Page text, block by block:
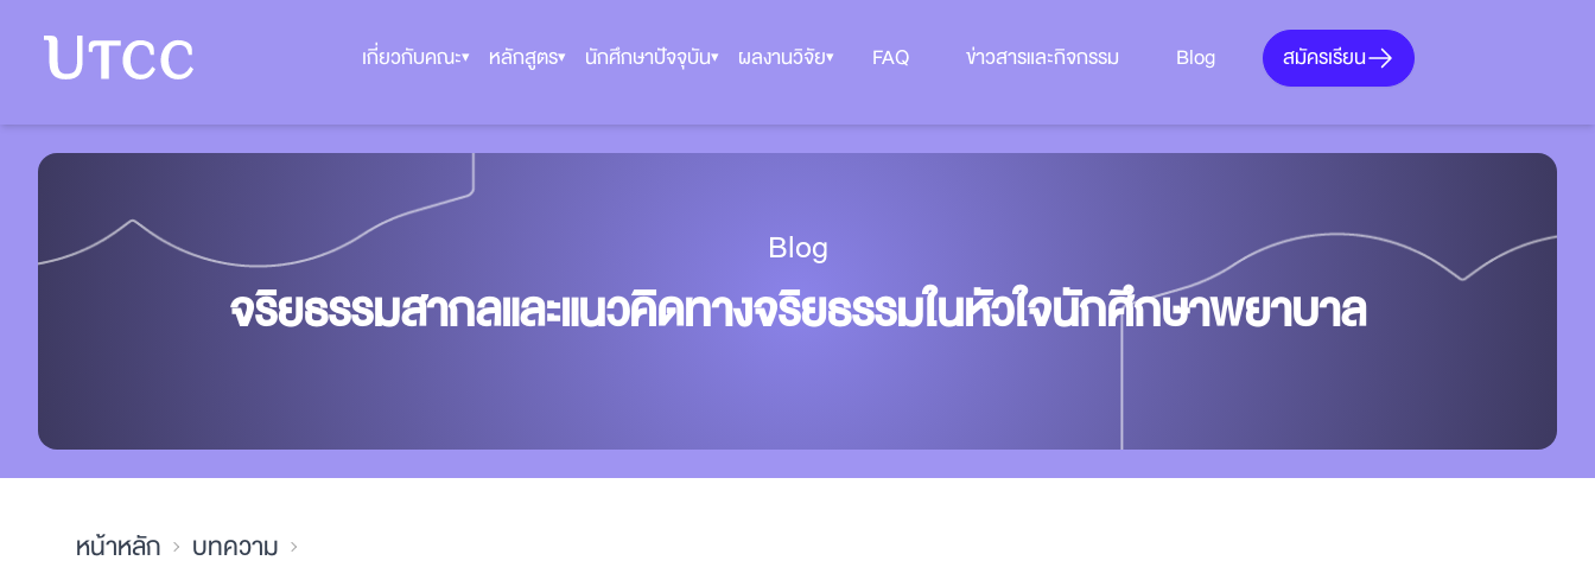
เกี่ยวกับคณะ▾ หลักสูตร▾ นักศึกษาปัจจุบัน▾ ผลงานวิจัย▾ FAQ ข่าวสารและกิจกรรม Blog สมัครเรียน
Blog
จริยธรรมสากลและแนวคิดทางจริยธรรมในหัวใจนักศึกษาพยาบาล
หน้าหลัก บทความ